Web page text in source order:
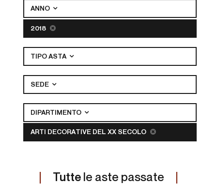
ANNO
2018
TIPO ASTA
SEDE
DIPARTIMENTO
ARTI DECORATIVE DEL XX SECOLO
Tutte le aste passate